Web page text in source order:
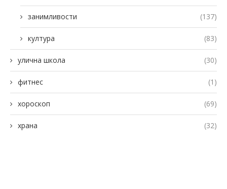
занимливости (137)
култура (83)
улична школа (30)
фитнес (1)
хороскоп (69)
храна (32)